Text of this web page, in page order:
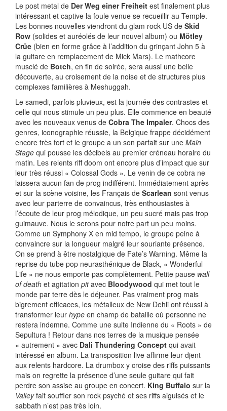
Le post metal de Der Weg einer Freiheit est finalement plus
intéressant et captive la foule venue se recueillir au Temple.
Les bonnes nouvelles viendront du glam rock US de Skid
Row (solides et auréolés de leur nouvel album) ou Mötley
Crüe (bien en forme grâce à l’addition du grinçant John 5 à
la guitare en remplacement de Mick Mars). Le mathcore
musclé de Botch, en fin de soirée, sera aussi une belle
découverte, au croisement de la noise et de structures plus
complexes familières à Meshuggah.
Le samedi, parfois pluvieux, est la journée des contrastes et
celle qui nous stimule un peu plus. Elle commence en beauté
avec les nouveaux venus de Cobra The Impaler. Chocs des
genres, iconographie réussie, la Belgique frappe décidément
encore très fort et le groupe a un son parfait sur une Main
Stage qui pousse les décibels au premier créneau horaire du
matin. Les relents riff doom ont encore plus d’impact que sur
leur très réussi « Colossal Gods ». Le venin de ce cobra ne
laissera aucun fan de prog indifférent. Immédiatement après
et sur la scène voisine, les Français de Scarlean sont venus
avec leur parterre de convaincus, très enthousiastes à
l’écoute de leur prog mélodique, un peu sucré mais pas trop
guimauve. Nous le serons pour notre part un peu moins.
Comme un Symphony X en mid tempo, le groupe peine à
convaincre sur la longueur malgré leur souriante présence.
On se prend à être nostalgique de Fate’s Warning. Même la
reprise du tube pop neurasthénique de Black, « Wonderful
Life » ne nous emporte pas complètement. Petite pause wall
of death et agitation pitavec Bloodywood qui met tout le
monde par terre dès le déjeuner. Pas vraiment prog mais
bigrement efficaces, les métalleux de New Dehli ont réussi à
transformer leur hype en champ de bataille où personne ne
restera indemne. Comme une suite Indienne du « Roots » de
Sepultura ! Retour dans nos terres de la musique pensée
« autrement » avec Dali Thundering Concept qui avait
intéressé en album. La transposition live affirme leur djent
aux relents hardcore. La drumbox y croise des riffs puissants
mais on regrette la présence d’une seule guitare qui fait
perdre son assise au groupe en concert. King Buffalo sur la
Valleyfait souffler son rock psyché et ses riffs aiguisés et le
sabbath n’est pas très loin.